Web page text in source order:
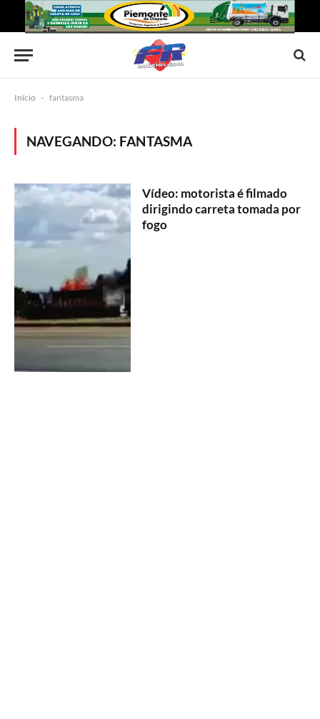
Início - fantasma
NAVEGANDO: FANTASMA
Vídeo: motorista é filmado
dirigindo carreta tomada por
fogo